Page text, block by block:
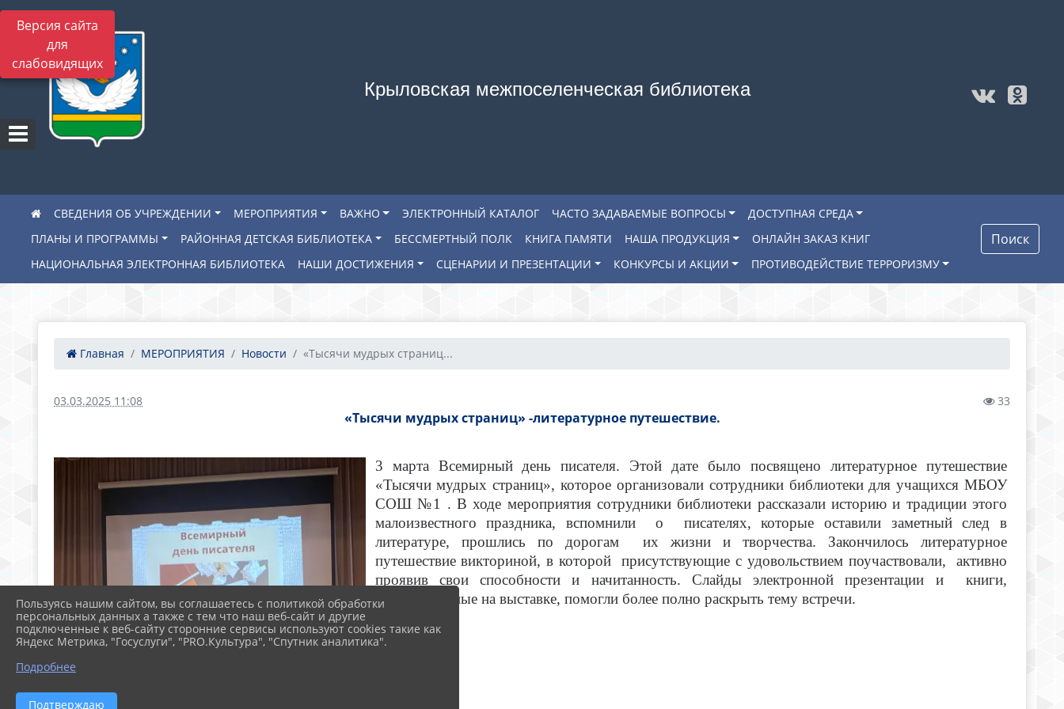
Версия сайта
для
слабовидящих
Крыловская межпоселенческая библиотека
СВЕДЕНИЯ ОБ УЧРЕЖДЕНИИ МЕРОПРИЯТИЯ ВАЖНО ЭЛЕКТРОННЫЙ КАТАЛОГ ЧАСТО ЗАДАВАЕМЫЕ ВОПРОСЫ
ДОСТУПНАЯ СРЕДА
ПЛАНЫ И ПРОГРАММЫ
РАЙОННАЯ ДЕТСКАЯ БИБЛИОТЕКА БЕССМЕРТНЫЙ ПОЛК КНИГА ПАМЯТИ НАША ПРОДУКЦИЯ
ОНЛАЙН ЗАКАЗ КНИГ
НАЦИОНАЛЬНАЯ ЭЛЕКТРОННАЯ БИБЛИОТЕКА
НАШИ ДОСТИЖЕНИЯ СЦЕНАРИИ И ПРЕЗЕНТАЦИИ КОНКУРСЫ И АКЦИИ ПРОТИВОДЕЙСТВИЕ ТЕРРОРИЗМУ
Поиск
Главная МЕРОПРИЯТИЯ Новости «Тысячи мудрых страниц...
03.03.2025 11:08 33
«Тысячи мудрых страниц» -литературное путешествие.
3 марта Всемирный день писателя. Этой дате было посвящено литературное путешествие
«Тысячи мудрых страниц», которое организовали сотрудники библиотеки для учащихся МБОУ
СОШ №1 . В ходе мероприятия сотрудники библиотеки рассказали историю и традиции этого
малоизвестного праздника, вспомнили о писателях, которые оставили заметный след в
литературе, прошлись по дорогам их жизни и творчества. Закончилось литературное
путешествие викториной, в которой присутствующие с удовольствием поучаствовали, активно
проявив свои способности и начитанность. Слайды электронной презентации и книги,
представленные на выставке, помогли более полно раскрыть тему встречи.
Пользуясь нашим сайтом, вы соглашаетесь с политикой обработки
персональных данных а также с тем что наш веб-сайт и другие
подключенные к веб-сайту сторонние сервисы используют cookies такие как
Яндекс Метрика, "Госуслуги", "PRO.Культура", "Спутник аналитика".
Подробнее
Подтверждаю